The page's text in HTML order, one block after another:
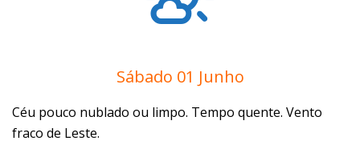
Sábado 01 Junho
Céu pouco nublado ou limpo. Tempo quente. Vento
fraco de Leste.